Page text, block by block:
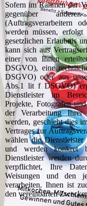
Sofern im Rahmen der
gegenüber
(Auftragsverarbeitern
werden müssen,
gesetzlichen Erlaubnis
kann sich aus
einer von Ihnen
DSGVO), eine
DSGVO) oder aus
Abs.1 lit f DSGVO)
Dienstleister im
Projekte, Fotografen
der Verarbeitung Ihrer
werden, geschieht dies
Vertrages zur
wählen die
und werden konkret
Dienstleister werden
verpflichtet, Ihre
Weisungen und den
verarbeiten. Ihnen ist
den vereinbarten